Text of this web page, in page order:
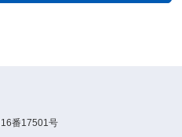
16番17501号